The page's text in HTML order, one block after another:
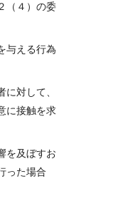
（４）の委
与える行為
対して、
に接触を求
を及ぼすお
った場合